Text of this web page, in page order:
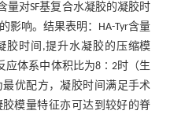
量对SF基复合水凝胶的凝胶时
影响。结果表明：HA-Tyr含量
胶时间,提升水凝胶的压缩模
应体系中体积比为8∶2时（生
最优配方，凝胶时间满足手术
模量特征亦可达到较好的脊